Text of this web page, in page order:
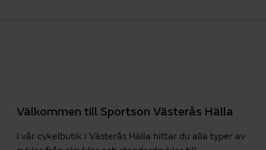
Välkommen till Sportson Västerås Hälla
I vår cykelbutik i Västerås Hälla hittar du alla typer av